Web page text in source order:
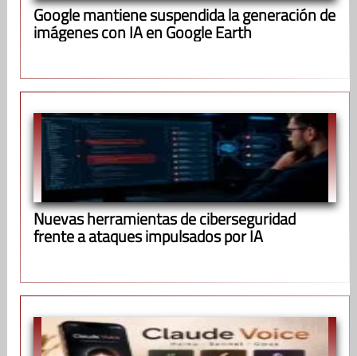
Google mantiene suspendida la generación de
imágenes con IA en Google Earth
Nuevas herramientas de ciberseguridad
frente a ataques impulsados por IA